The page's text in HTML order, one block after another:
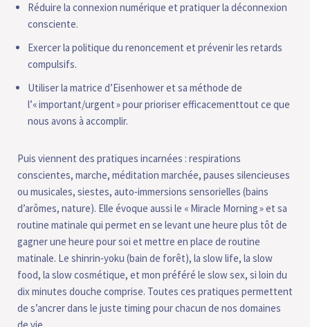
Réduire la connexion numérique et pratiquer la déconnexion
consciente.
Exercer la politique du renoncement et prévenir les retards
compulsifs.
Utiliser la matrice d’Eisenhower et sa méthode de
l’« important/urgent » pour prioriser efficacementtout ce que
nous avons à accomplir.
Puis viennent des pratiques incarnées : respirations
conscientes, marche, méditation marchée, pauses silencieuses
ou musicales, siestes, auto‑immersions sensorielles (bains
d’arômes, nature). Elle évoque aussi le « Miracle Morning » et sa
routine matinale qui permet en se levant une heure plus tôt de
gagner une heure pour soi et mettre en place de routine
matinale. Le shinrin‑yoku (bain de forêt), la slow life, la slow
food, la slow cosmétique, et mon préféré le slow sex, si loin du
dix minutes douche comprise. Toutes ces pratiques permettent
de s’ancrer dans le juste timing pour chacun de nos domaines